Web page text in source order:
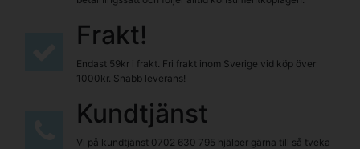
Frakt!
Endast 59kr i frakt. Fri frakt inom Sverige vid köp över
1000kr. Snabb leverans!
Kundtjänst
Vi på kundtjänst 0702 630 795 hjälper gärna till så tveka